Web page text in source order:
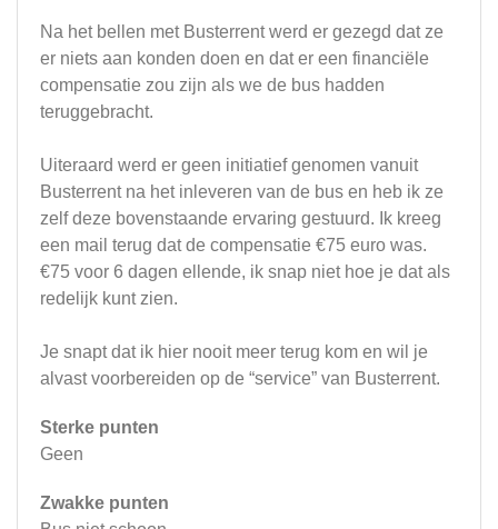
Na het bellen met Busterrent werd er gezegd dat ze
er niets aan konden doen en dat er een financiële
compensatie zou zijn als we de bus hadden
teruggebracht.
Uiteraard werd er geen initiatief genomen vanuit
Busterrent na het inleveren van de bus en heb ik ze
zelf deze bovenstaande ervaring gestuurd. Ik kreeg
een mail terug dat de compensatie €75 euro was.
€75 voor 6 dagen ellende, ik snap niet hoe je dat als
redelijk kunt zien.
Je snapt dat ik hier nooit meer terug kom en wil je
alvast voorbereiden op de “service” van Busterrent.
Sterke punten
Geen
Zwakke punten